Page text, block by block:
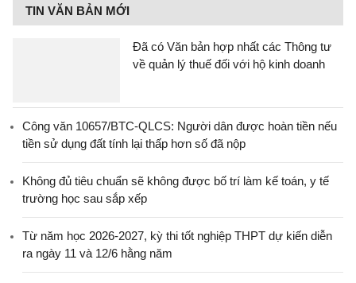
TIN VĂN BẢN MỚI
Đã có Văn bản hợp nhất các Thông tư
về quản lý thuế đối với hộ kinh doanh
Công văn 10657/BTC-QLCS: Người dân được hoàn tiền nếu
tiền sử dụng đất tính lại thấp hơn số đã nộp
Không đủ tiêu chuẩn sẽ không được bố trí làm kế toán, y tế
trường học sau sắp xếp
Từ năm học 2026-2027, kỳ thi tốt nghiệp THPT dự kiến diễn
ra ngày 11 và 12/6 hằng năm